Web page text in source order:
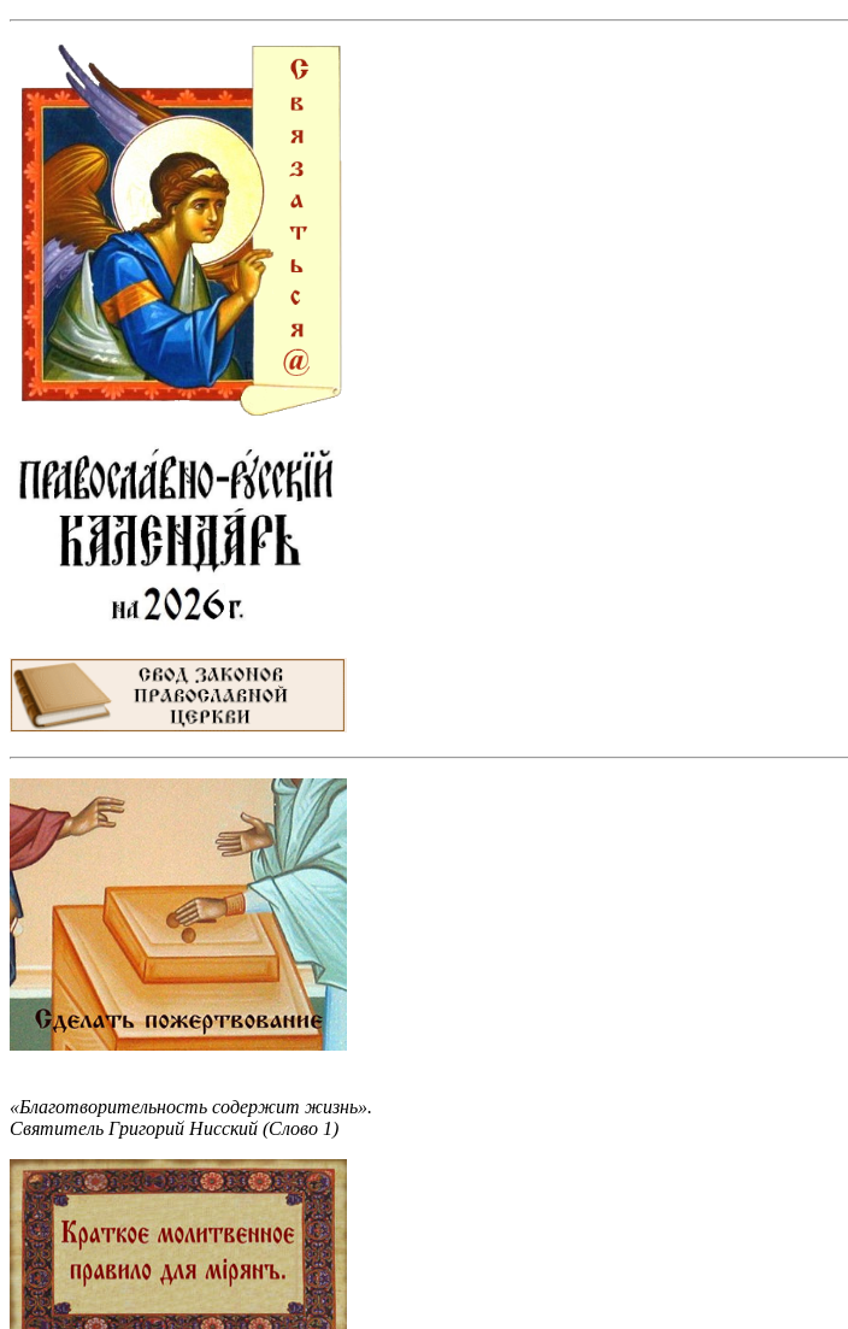
«Благотворительность содержит жизнь».
Святитель Григорий Нисский (Слово 1)